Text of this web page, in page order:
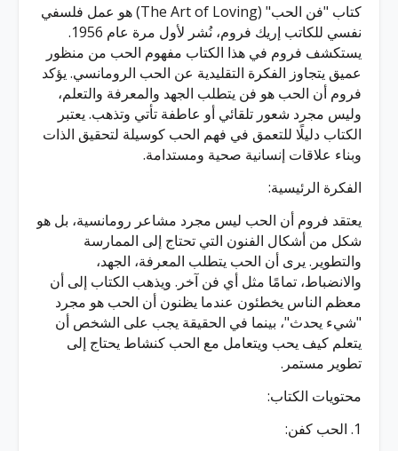
كتاب "فن الحب" (The Art of Loving) هو عمل فلسفي
نفسي للكاتب إريك فروم، نُشر لأول مرة عام 1956.
يستكشف فروم في هذا الكتاب مفهوم الحب من منظور
عميق يتجاوز الفكرة التقليدية عن الحب الرومانسي. يؤكد
فروم أن الحب هو فن يتطلب الجهد والمعرفة والتعلم،
وليس مجرد شعور تلقائي أو عاطفة تأتي وتذهب. يعتبر
الكتاب دليلًا للتعمق في فهم الحب كوسيلة لتحقيق الذات
وبناء علاقات إنسانية صحية ومستدامة.
الفكرة الرئيسية:
يعتقد فروم أن الحب ليس مجرد مشاعر رومانسية، بل هو
شكل من أشكال الفنون التي تحتاج إلى الممارسة
والتطوير. يرى أن الحب يتطلب المعرفة، الجهد،
والانضباط، تمامًا مثل أي فن آخر. ويذهب الكتاب إلى أن
معظم الناس يخطئون عندما يظنون أن الحب هو مجرد
"شيء يحدث"، بينما في الحقيقة يجب على الشخص أن
يتعلم كيف يحب ويتعامل مع الحب كنشاط يحتاج إلى
تطوير مستمر.
محتويات الكتاب:
1. الحب كفن: